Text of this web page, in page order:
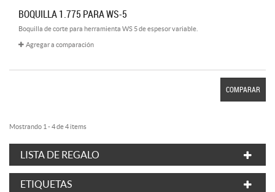
BOQUILLA 1.775 PARA WS-5
Boquilla de corte para herramienta WS 5 de espesor variable.
Agregar a comparación
COMPARAR
Mostrando 1 - 4 de 4 items
LISTA DE REGALO
ETIQUETAS